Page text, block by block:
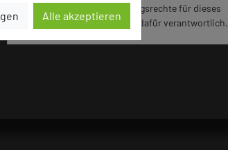
Alle akzeptieren
jeweiligen Hotels die Nutzungsrechte für dieses
Portal eingeräumt und sind dafür verantwortlich.